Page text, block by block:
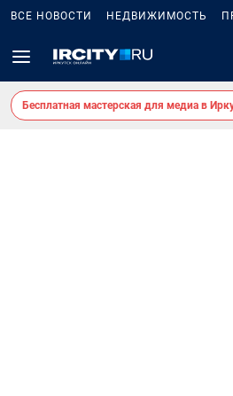
ВСЕ НОВОСТИ НЕДВИЖИМОСТЬ
Бесплатная мастерская для медиа в